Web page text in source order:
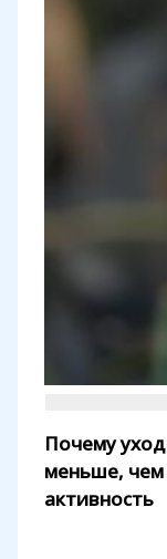
Почему
меньше, чем
активность